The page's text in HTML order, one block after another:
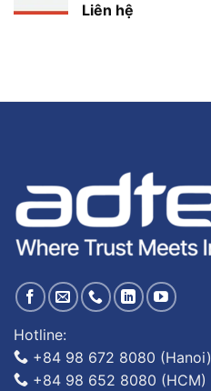
Liên hệ
Hotline:
+84 98 672 8080 (Hanoi)
+84 98 652 8080 (HCM)